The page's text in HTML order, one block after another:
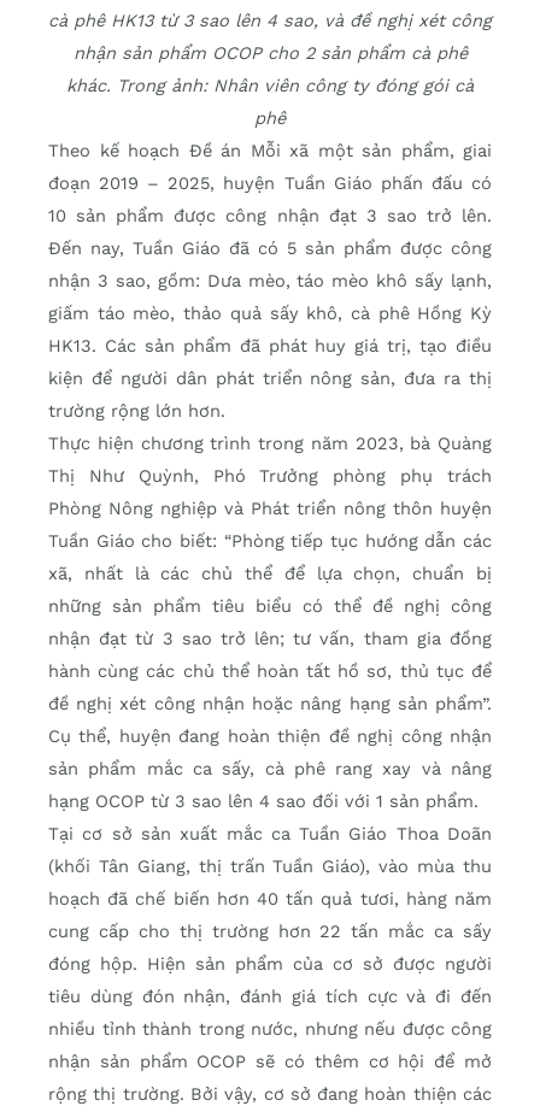
cà phê HK13 từ 3 sao lên 4 sao, và đề nghị xét công
nhận sản phẩm OCOP cho 2 sản phẩm cà phê
khác. Trong ảnh: Nhân viên công ty đóng gói cà
phê
Theo kế hoạch Ðề án Mỗi xã một sản phẩm, giai
đoạn 2019 – 2025, huyện Tuần Giáo phấn đấu có
10 sản phẩm được công nhận đạt 3 sao trở lên.
Ðến nay, Tuần Giáo đã có 5 sản phẩm được công
nhận 3 sao, gồm: Dưa mèo, táo mèo khô sấy lạnh,
giấm táo mèo, thảo quả sấy khô, cà phê Hồng Kỳ
HK13. Các sản phẩm đã phát huy giá trị, tạo điều
kiện để người dân phát triển nông sản, đưa ra thị
trường rộng lớn hơn.
Thực hiện chương trình trong năm 2023, bà Quàng
Thị Như Quỳnh, Phó Trưởng phòng phụ trách
Phòng Nông nghiệp và Phát triển nông thôn huyện
Tuần Giáo cho biết: “Phòng tiếp tục hướng dẫn các
xã, nhất là các chủ thể để lựa chọn, chuẩn bị
những sản phẩm tiêu biểu có thể đề nghị công
nhận đạt từ 3 sao trở lên; tư vấn, tham gia đồng
hành cùng các chủ thể hoàn tất hồ sơ, thủ tục để
đề nghị xét công nhận hoặc nâng hạng sản phẩm”.
Cụ thể, huyện đang hoàn thiện đề nghị công nhận
sản phẩm mắc ca sấy, cà phê rang xay và nâng
hạng OCOP từ 3 sao lên 4 sao đối với 1 sản phẩm.
Tại cơ sở sản xuất mắc ca Tuần Giáo Thoa Doãn
(khối Tân Giang, thị trấn Tuần Giáo), vào mùa thu
hoạch đã chế biến hơn 40 tấn quả tươi, hàng năm
cung cấp cho thị trường hơn 22 tấn mắc ca sấy
đóng hộp. Hiện sản phẩm của cơ sở được người
tiêu dùng đón nhận, đánh giá tích cực và đi đến
nhiều tỉnh thành trong nước, nhưng nếu được công
nhận sản phẩm OCOP sẽ có thêm cơ hội để mở
rộng thị trường. Bởi vậy, cơ sở đang hoàn thiện các